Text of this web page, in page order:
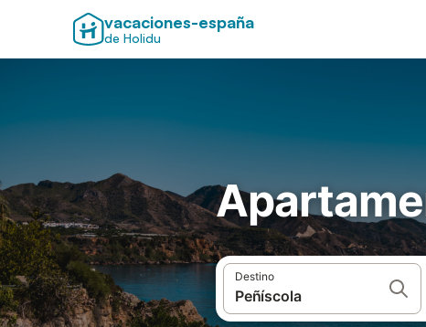
vacaciones-españa
de Holidu
Destino